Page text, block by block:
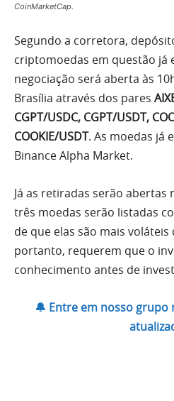
CoinMarketCap.
Segundo a corretora,
criptomoedas em questão já
negociação será aberta às
Brasília através dos pares
CGPT/USDC, CGPT/USDT,
COOKIE/USDT. As moedas já
Binance Alpha Market.
Já as retiradas serão abertas
três moedas serão listadas
de que elas são mais
portanto, requerem que o
conhecimento antes de
🔔 Entre em nosso grupo